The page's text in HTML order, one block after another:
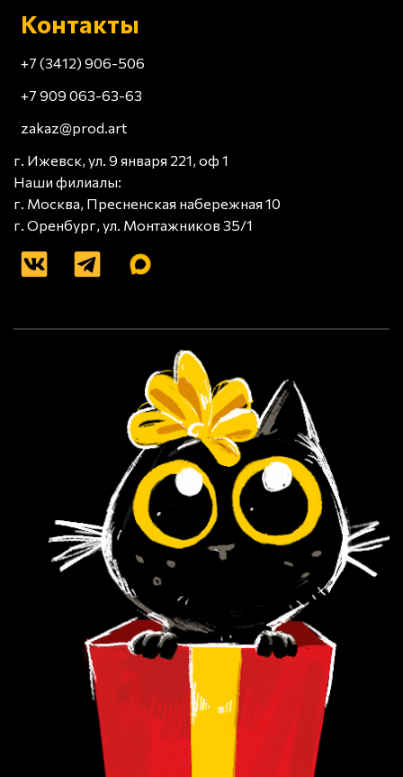
Контакты
+7 (3412) 906-506
+7 909 063-63-63
zakaz@prod.art
г. Ижевск, ул. 9 января 221, оф 1
Наши филиалы:
г. Москва, Пресненская набережная 10
г. Оренбург, ул. Монтажников 35/1